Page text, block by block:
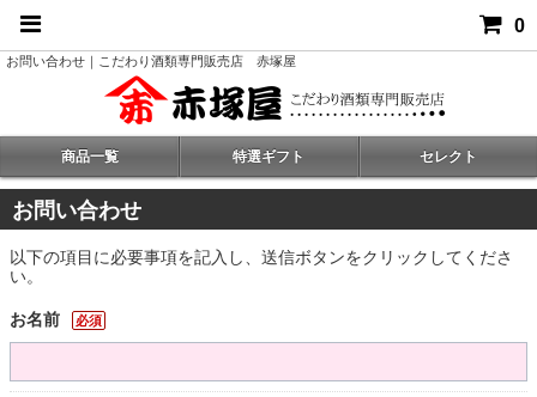
0
お問い合わせ｜こだわり酒類専門販売店 赤塚屋
商品一覧 特選ギフト セレクト
お問い合わせ
以下の項目に必要事項を記入し、送信ボタンをクリックしてくださ
い。
お名前 必須